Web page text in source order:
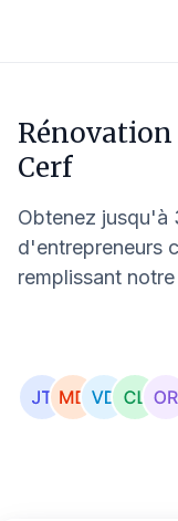
Rénovation
Cerf
Obtenez jusqu'à
d'entrepreneurs
remplissant